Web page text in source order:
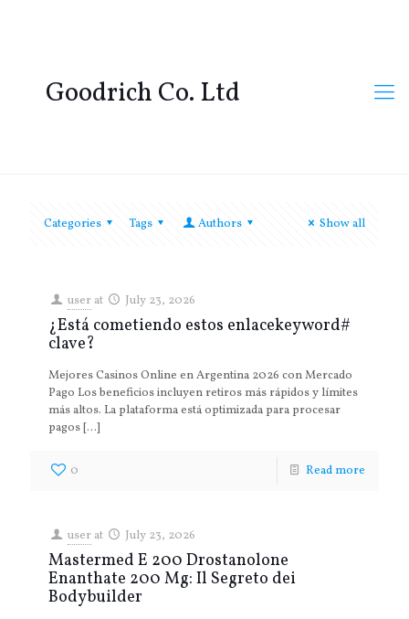
Goodrich Co. Ltd
Categories Tags Authors Show all
user at July 23, 2026
¿Está cometiendo estos enlacekeyword#
clave?
Mejores Casinos Online en Argentina 2026 con Mercado
Pago Los beneficios incluyen retiros más rápidos y límites
más altos. La plataforma está optimizada para procesar
pagos[…]
0 Read more
user at July 23, 2026
Mastermed E 200 Drostanolone
Enanthate 200 Mg: Il Segreto dei
Bodybuilder